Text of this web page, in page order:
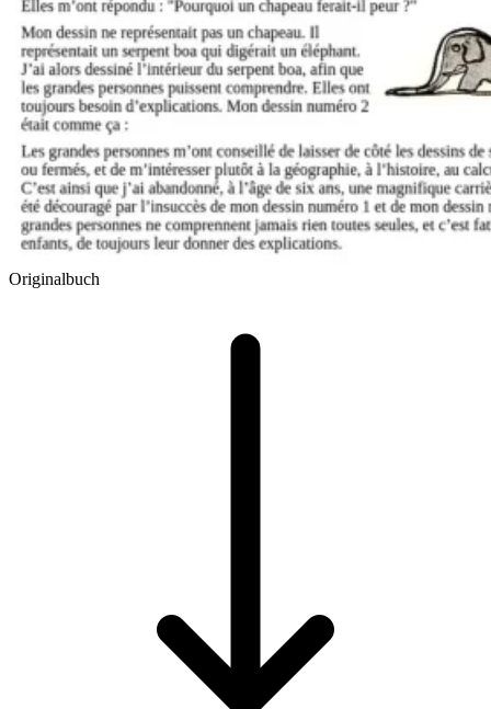
Originalbuch